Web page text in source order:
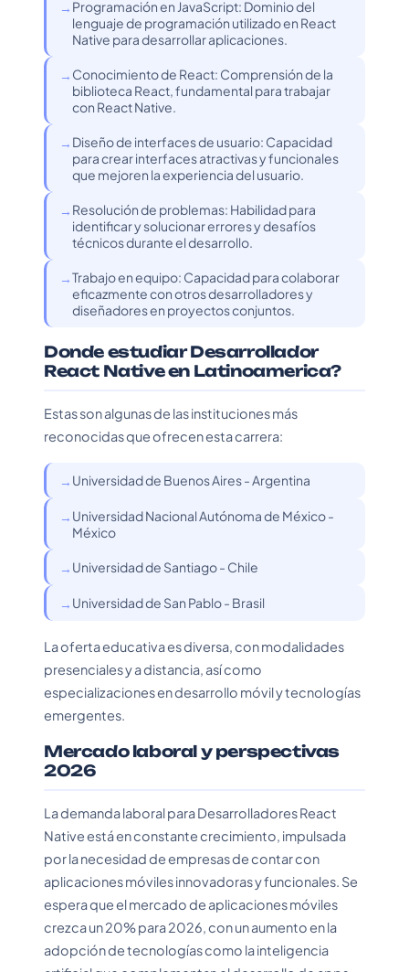
Programación en JavaScript: Dominio del
lenguaje de programación utilizado en React
Native para desarrollar aplicaciones.
Conocimiento de React: Comprensión de la
biblioteca React, fundamental para trabajar
con React Native.
Diseño de interfaces de usuario: Capacidad
para crear interfaces atractivas y funcionales
que mejoren la experiencia del usuario.
Resolución de problemas: Habilidad para
identificar y solucionar errores y desafíos
técnicos durante el desarrollo.
Trabajo en equipo: Capacidad para colaborar
eficazmente con otros desarrolladores y
diseñadores en proyectos conjuntos.
Donde estudiar Desarrollador
React Native en Latinoamerica?
Estas son algunas de las instituciones más
reconocidas que ofrecen esta carrera:
Universidad de Buenos Aires - Argentina
Universidad Nacional Autónoma de México -
México
Universidad de Santiago - Chile
Universidad de San Pablo - Brasil
La oferta educativa es diversa, con modalidades
presenciales y a distancia, así como
especializaciones en desarrollo móvil y tecnologías
emergentes.
Mercado laboral y perspectivas
2026
La demanda laboral para Desarrolladores React
Native está en constante crecimiento, impulsada
por la necesidad de empresas de contar con
aplicaciones móviles innovadoras y funcionales. Se
espera que el mercado de aplicaciones móviles
crezca un 20% para 2026, con un aumento en la
adopción de tecnologías como la inteligencia